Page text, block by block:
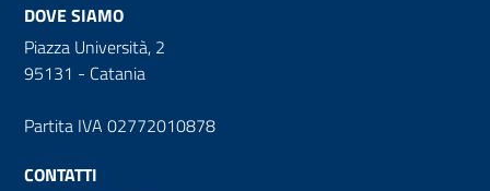
DOVE SIAMO
Piazza Università, 2
95131 - Catania
Partita IVA 02772010878
CONTATTI